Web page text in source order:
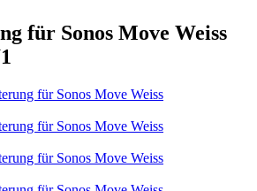
für Sonos Move Weiss